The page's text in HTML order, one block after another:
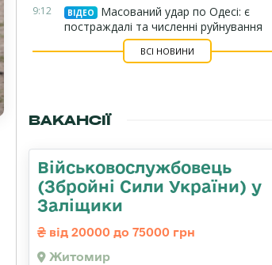
9:12 ВІДЕО
Масований удар по Одесі: є
постраждалі та численні руйнування
ВСІ НОВИНИ
ВАКАНСІЇ
Військовослужбовець
(Збройні Сили України) у
Заліщики
від 20000 до 75000 грн
Житомир